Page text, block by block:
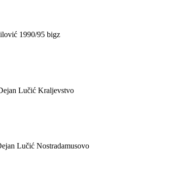
1990/95 bigz
Lučić Kraljevstvo
Lučić Nostradamusovo